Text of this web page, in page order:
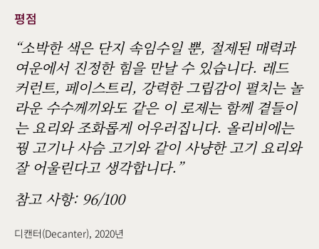
평점
“소박한 색은 단지 속임수일 뿐, 절제된 매력과
여운에서 진정한 힘을 만날 수 있습니다. 레드
커런트, 페이스트리, 강력한 그립감이 펼치는 놀
라운 수수께끼와도 같은 이 로제는 함께 곁들이
는 요리와 조화롭게 어우러집니다. 올리비에는
꿩 고기나 사슴 고기와 같이 사냥한 고기 요리와
잘 어울린다고 생각합니다.”
참고 사항: 96/100
디캔터(Decanter), 2020년